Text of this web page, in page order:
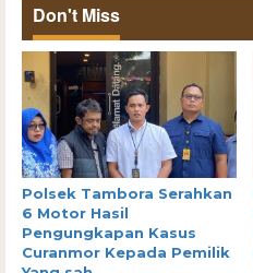
Don't Miss
Polsek Tambora Serahkan
6 Motor Hasil
Pengungkapan Kasus
Curanmor Kepada Pemilik